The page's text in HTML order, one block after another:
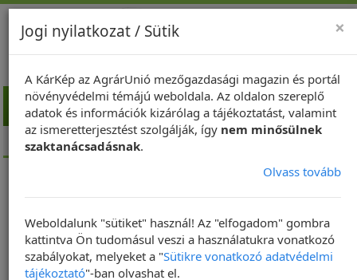
Kezdőlap
Szántó
×
Jogi nyilatkozat / Sütik
A KárKép az AgrárUnió mezőgazdasági magazin és portál
növényvédelmi témájú weboldala. Az oldalon szereplő
adatok és információk kizárólag a tájékoztatást, valamint
az ismeretterjesztést szolgálják, így nem minősülnek
szaktanácsadásnak.
Olvass tovább
Weboldalunk "sütiket" használ! Az "elfogadom" gombra
kattintva Ön tudomásul veszi a használatukra vonatkozó
szabályokat, melyeket a "Sütikre vonatkozó adatvédelmi
tájékoztató"-ban olvashat el.